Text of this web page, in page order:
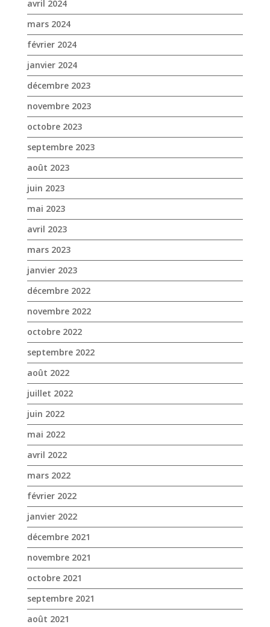
novembre 2023
octobre 2023
septembre 2023
août 2023
juin 2023
mai 2023
avril 2023
mars 2023
janvier 2023
décembre 2022
novembre 2022
octobre 2022
septembre 2022
août 2022
juillet 2022
juin 2022
mai 2022
avril 2022
mars 2022
février 2022
janvier 2022
décembre 2021
novembre 2021
octobre 2021
septembre 2021
août 2021
juillet 2021
juin 2021
mai 2021
avril 2021
mars 2021